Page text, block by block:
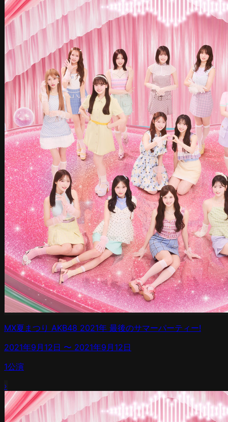
MX夏まつり AKB48 2021年 最後のサマーパーティー!
2021年9月12日 〜 2021年9月12日
1公演
›